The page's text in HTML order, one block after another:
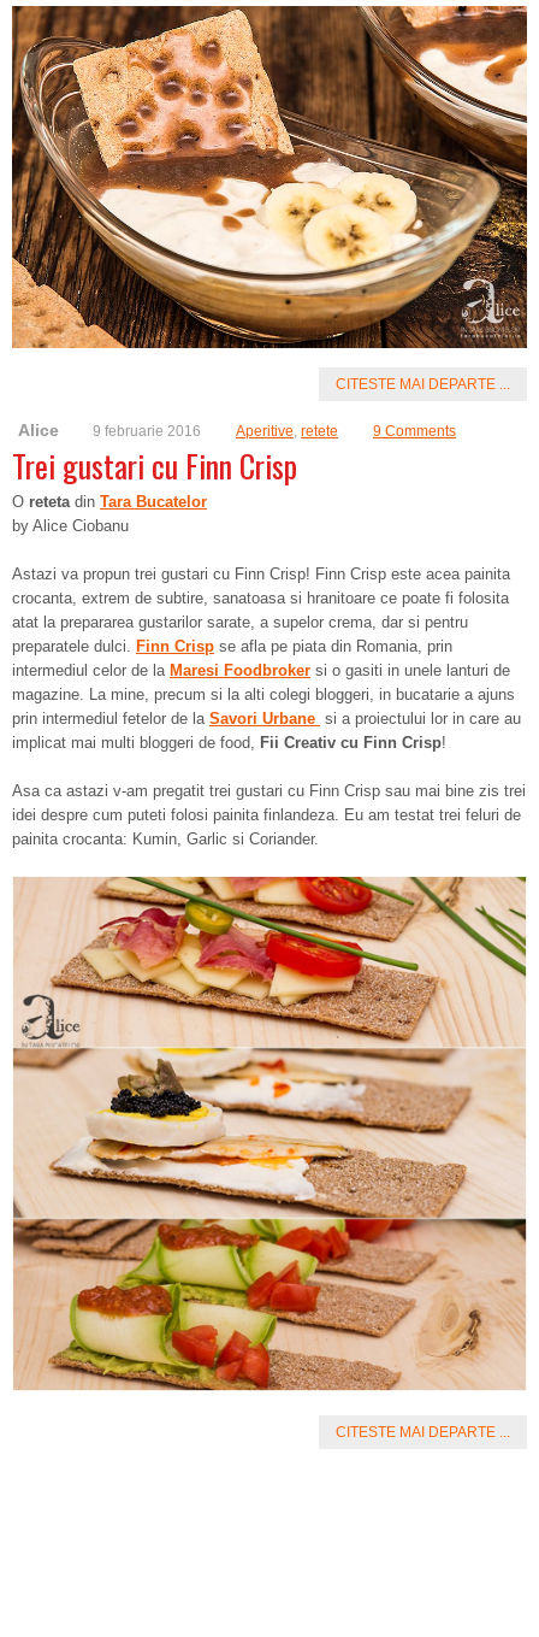
CITESTE MAI DEPARTE ...
Alice 9 februarie 2016 Aperitive, retete 9 Comments
Trei gustari cu Finn Crisp
O retetadin Tara Bucatelor
by Alice Ciobanu
Astazi va propun trei gustari cu Finn Crisp! Finn Crisp este acea painita
crocanta, extrem de subtire, sanatoasa si hranitoare ce poate fi folosita
atat la prepararea gustarilor sarate, a supelor crema, dar si pentru
preparatele dulci. Finn Crisp se afla pe piata din Romania, prin
intermediul celor de la Maresi Foodbroker si o gasiti in unele lanturi de
magazine. La mine, precum si la alti colegi bloggeri, in bucatarie a ajuns
prin intermediul fetelor de la Savori Urbane si a proiectului lor in care au
implicat mai multi bloggeri de food, Fii Creativ cu Finn Crisp!
Asa ca astazi v-am pregatit trei gustari cu Finn Crisp sau mai bine zis trei
idei despre cum puteti folosi painita finlandeza. Eu am testat trei feluri de
painita crocanta: Kumin, Garlic si Coriander.
CITESTE MAI DEPARTE ...